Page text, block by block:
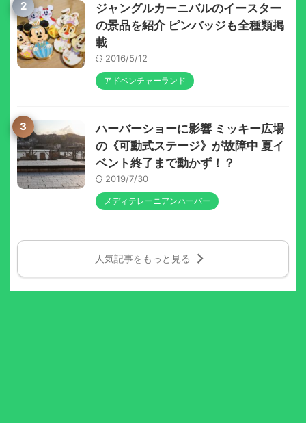
2
ジャングルカーニバルのイースター
の景品を紹介 ピンバッジも全種類掲
載
2016/5/12
アドベンチャーランド
3
ハーバーショーに影響 ミッキー広場
の《可動式ステージ》が故障中 夏イ
ベント終了まで動かず！？
2019/7/30
メディテレーニアンハーバー
人気記事をもっと見る